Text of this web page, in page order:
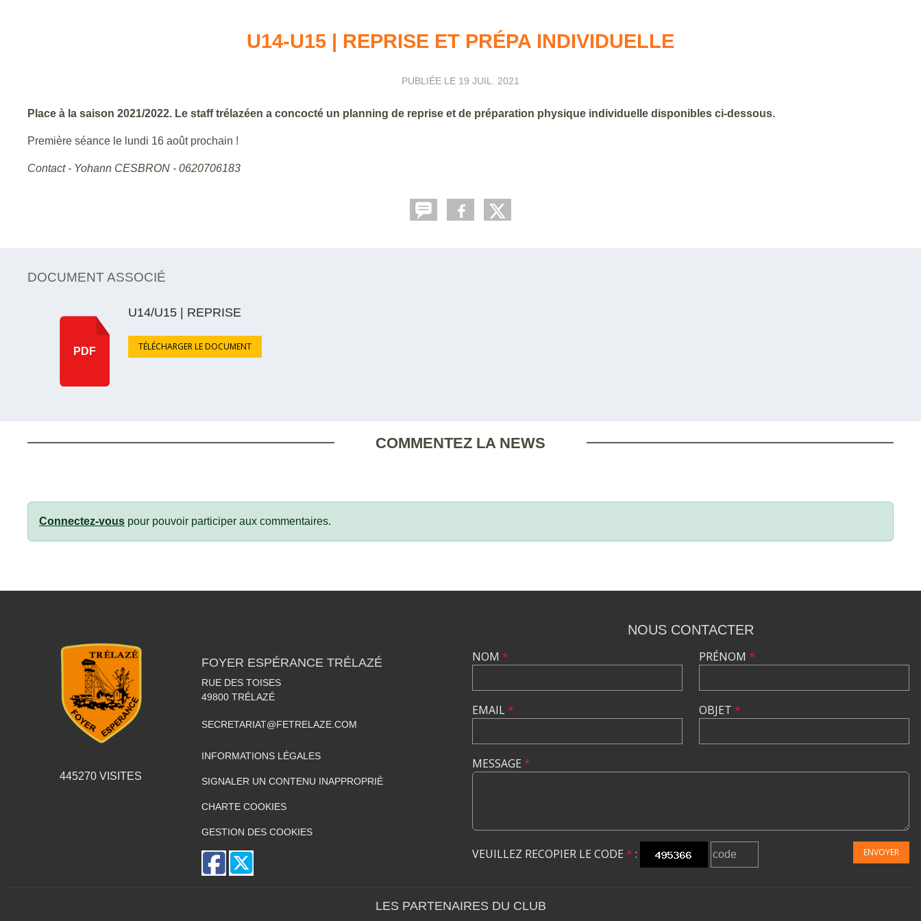
U14-U15 | REPRISE ET PRÉPA INDIVIDUELLE
PUBLIÉE LE 19 JUIL. 2021
Place à la saison 2021/2022. Le staff trélazéen a concocté un planning de reprise et de préparation physique individuelle disponibles ci-dessous.
Première séance le lundi 16 août prochain !
Contact - Yohann CESBRON - 0620706183
DOCUMENT ASSOCIÉ
PDF
U14/U15 | REPRISE
TÉLÉCHARGER LE DOCUMENT
COMMENTEZ LA NEWS
Connectez-vous pour pouvoir participer aux commentaires.
445270 VISITES
FOYER ESPÉRANCE TRÉLAZÉ
RUE DES TOISES
49800 TRÉLAZÉ
SECRETARIAT@FETRELAZE.COM
INFORMATIONS LÉGALES
SIGNALER UN CONTENU INAPPROPRIÉ
CHARTE COOKIES
GESTION DES COOKIES
NOUS CONTACTER
NOM *
EMAIL*
PRÉNOM *
OBJET *
MESSAGE *
VEUILLEZ RECOPIER LE CODE * : ENVOYER
LES PARTENAIRES DU CLUB